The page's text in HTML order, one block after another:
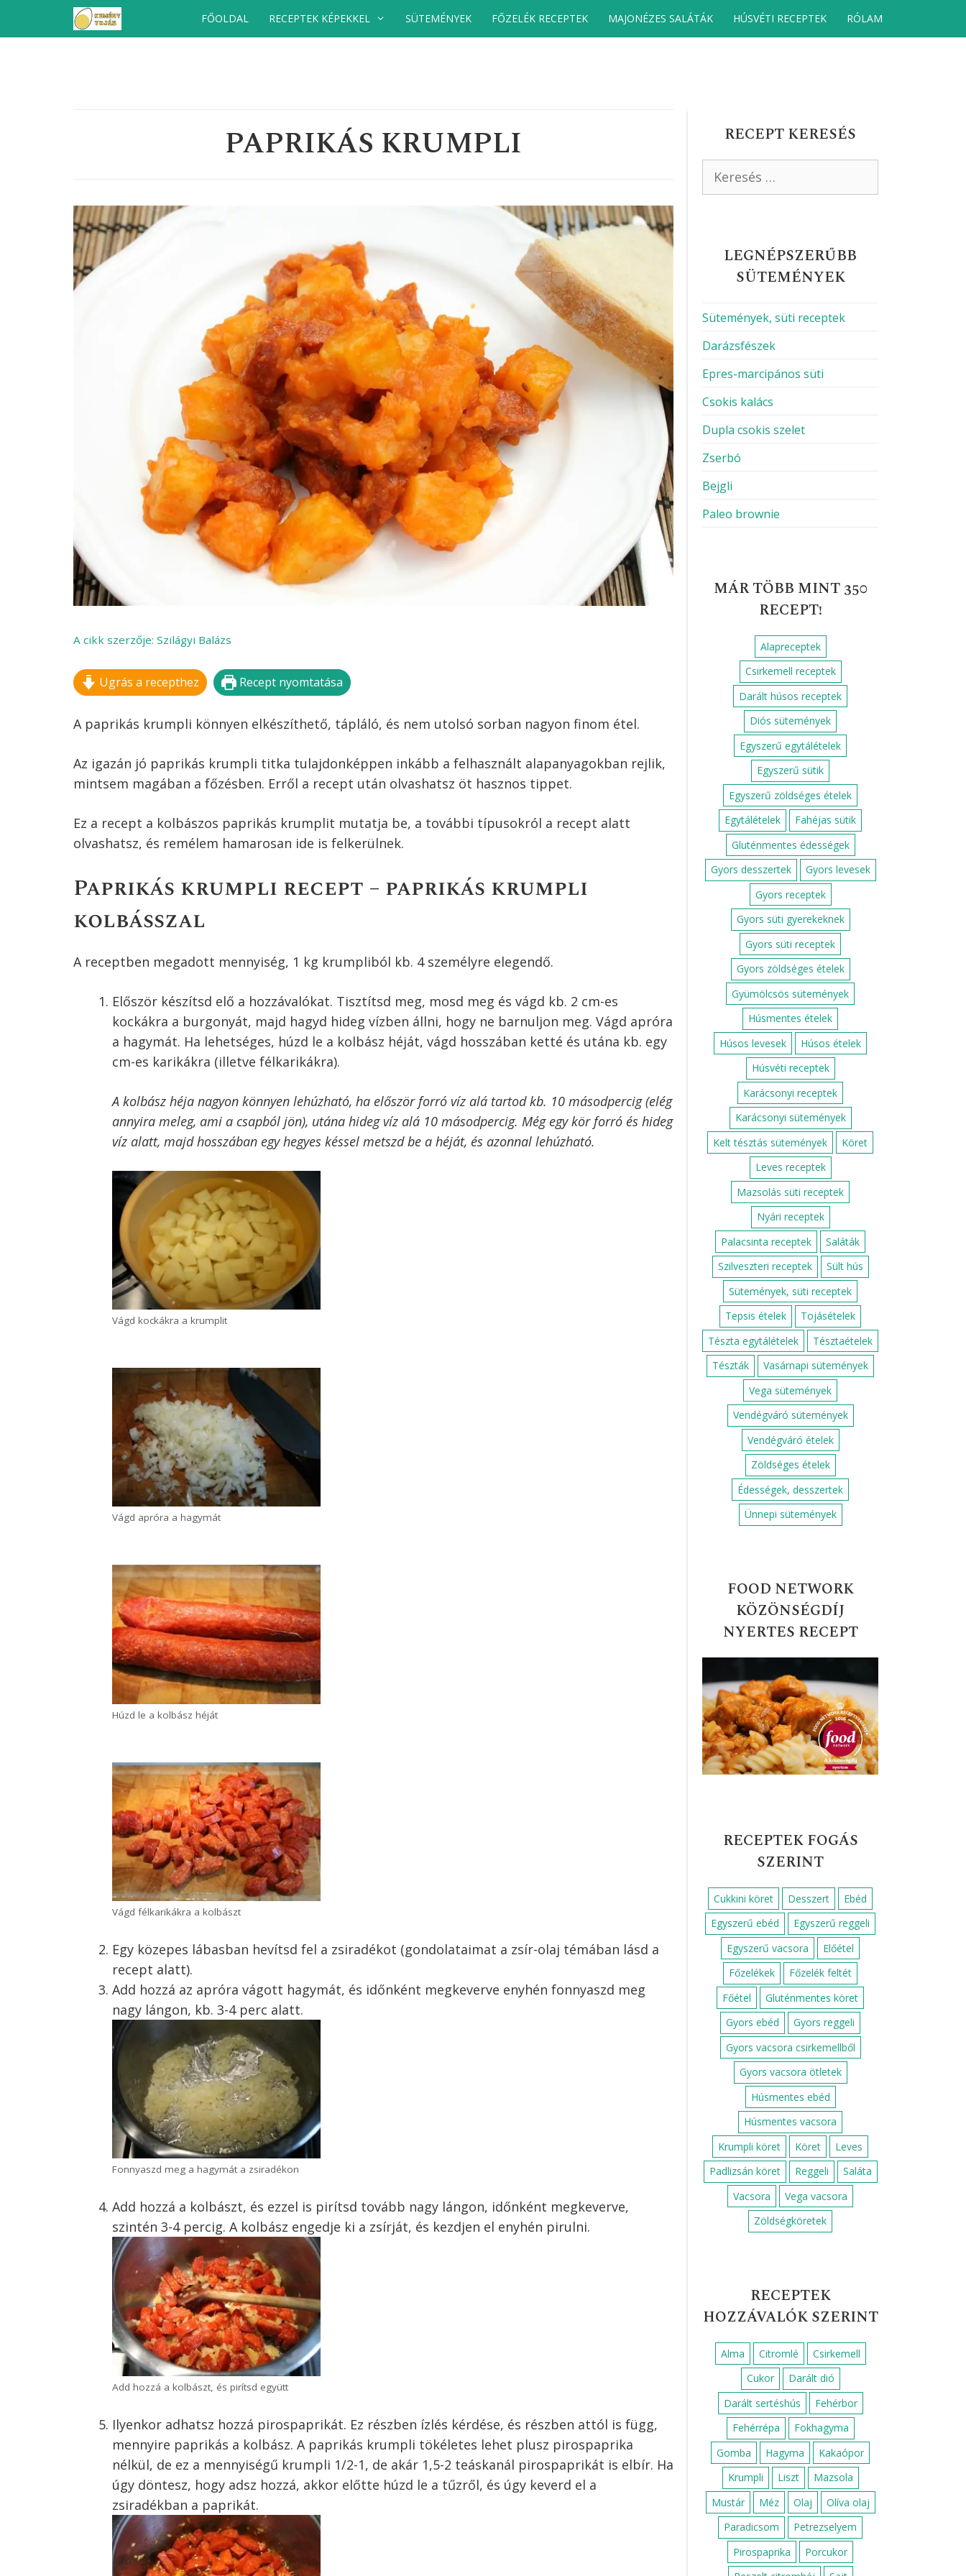
FŐOLDAL RECEPTEK KÉPEKKEL SÜTEMÉNYEK FŐZELÉK RECEPTEK MAJONÉZES SALÁTÁK HÚSVÉTI RECEPTEK RÓLAM
PAPRIKÁS KRUMPLI
A cikk szerzője: Szilágyi Balázs
Ugrás a recepthez Recept nyomtatása
A paprikás krumpli könnyen elkészíthető, tápláló, és nem utolsó sorban nagyon finom étel.
Az igazán jó paprikás krumpli titka tulajdonképpen inkább a felhasznált alapanyagokban rejlik,
mintsem magában a főzésben. Erről a recept után olvashatsz öt hasznos tippet.
Ez a recept a kolbászos paprikás krumplit mutatja be, a további típusokról a recept alatt
olvashatsz, és remélem hamarosan ide is felkerülnek.
Paprikás krumpli recept – paprikás krumpli
kolbásszal
A receptben megadott mennyiség, 1 kg krumpliból kb. 4 személyre elegendő.
Először készítsd elő a hozzávalókat. Tisztítsd meg, mosd meg és vágd kb. 2 cm-es
kockákra a burgonyát, majd hagyd hideg vízben állni, hogy ne barnuljon meg. Vágd apróra
a hagymát. Ha lehetséges, húzd le a kolbász héját, vágd hosszában ketté és utána kb. egy
cm-es karikákra (illetve félkarikákra).
A kolbász héja nagyon könnyen lehúzható, ha először forró víz alá tartod kb. 10 másodpercig (elég
annyira meleg, ami a csapból jön), utána hideg víz alá 10 másodpercig. Még egy kör forró és hideg
víz alatt, majd hosszában egy hegyes késsel metszd be a héját, és azonnal lehúzható.
Vágd kockákra a krumplit
Vágd apróra a hagymát
Húzd le a kolbász héját
Vágd félkarikákra a kolbászt
Egy közepes lábasban hevítsd fel a zsiradékot (gondolataimat a zsír-olaj témában lásd a
recept alatt).
Add hozzá az apróra vágott hagymát, és időnként megkeverve enyhén fonnyaszd meg
nagy lángon, kb. 3-4 perc alatt.
Fonnyaszd meg a hagymát a zsiradékon
Add hozzá a kolbászt, és ezzel is pirítsd tovább nagy lángon, időnként megkeverve,
szintén 3-4 percig. A kolbász engedje ki a zsírját, és kezdjen el enyhén pirulni.
Add hozzá a kolbászt, és pirítsd együtt
Ilyenkor adhatsz hozzá pirospaprikát. Ez részben ízlés kérdése, és részben attól is függ,
mennyire paprikás a kolbász. A paprikás krumpli tökéletes lehet plusz pirospaprika
nélkül, de ez a mennyiségű krumpli 1/2-1, de akár 1,5-2 teáskanál pirospaprikát is elbír. Ha
úgy döntesz, hogy adsz hozzá, akkor előtte húzd le a tűzről, és úgy keverd el a
zsiradékban a paprikát.
RECEPT KERESÉS
LEGNÉPSZERŰBB
SÜTEMÉNYEK
Sütemények, süti receptek
Darázsfészek
Epres-marcipános süti
Csokis kalács
Dupla csokis szelet
Zserbó
Bejgli
Paleo brownie
MÁR TÖBB MINT 350
RECEPT!
Alapreceptek
Csirkemell receptek
Darált húsos receptek
Diós sütemények
Egyszerű egytálételek
Egyszerű sütik
Egyszerű zöldséges ételek
Egytálételek
Fahéjas sütik
Gluténmentes édességek
Gyors desszertek
Gyors levesek
Gyors receptek
Gyors süti gyerekeknek
Gyors süti receptek
Gyors zöldséges ételek
Gyümölcsös sütemények
Húsmentes ételek
Húsos levesek
Húsos ételek
Húsvéti receptek
Karácsonyi receptek
Karácsonyi sütemények
Kelt tésztás sütemények
Köret
Leves receptek
Mazsolás süti receptek
Nyári receptek
Palacsinta receptek
Saláták
Szilveszteri receptek
Sült hús
Sütemények, süti receptek
Tepsis ételek
Tojásételek
Tészta egytálételek
Tésztaételek
Tészták
Vasárnapi sütemények
Vega sütemények
Vendégváró sütemények
Vendégváró ételek
Zöldséges ételek
Édességek, desszertek
Ünnepi sütemények
FOOD NETWORK
KÖZÖNSÉGDÍJ
NYERTES RECEPT
RECEPTEK FOGÁS
SZERINT
Cukkini köret Desszert
Ebéd
Egyszerű ebéd
Egyszerű reggeli
Egyszerű vacsora
Előétel
Főzelékek
Főzelék feltét
Főétel
Gluténmentes köret
Gyors ebéd
Gyors reggeli
Gyors vacsora csirkemellből
Gyors vacsora ötletek
Húsmentes ebéd
Húsmentes vacsora
Krumpli köret
Köret
Leves
Padlizsán köret
Reggeli
Saláta
Vacsora
Vega vacsora
Zöldségköretek
RECEPTEK
HOZZÁVALÓK SZERINT
Alma Citromlé
Csirkemell
Cukor
Darált dió
Darált sertéshús
Fehérbor
Fehérrépa
Fokhagyma
Gomba
Hagyma
Kakaópor
Krumpli
Liszt
Mazsola
Mustár
Méz Olaj
Olíva olaj
Paradicsom
Petrezselyem
Pirospaprika
Porcukor